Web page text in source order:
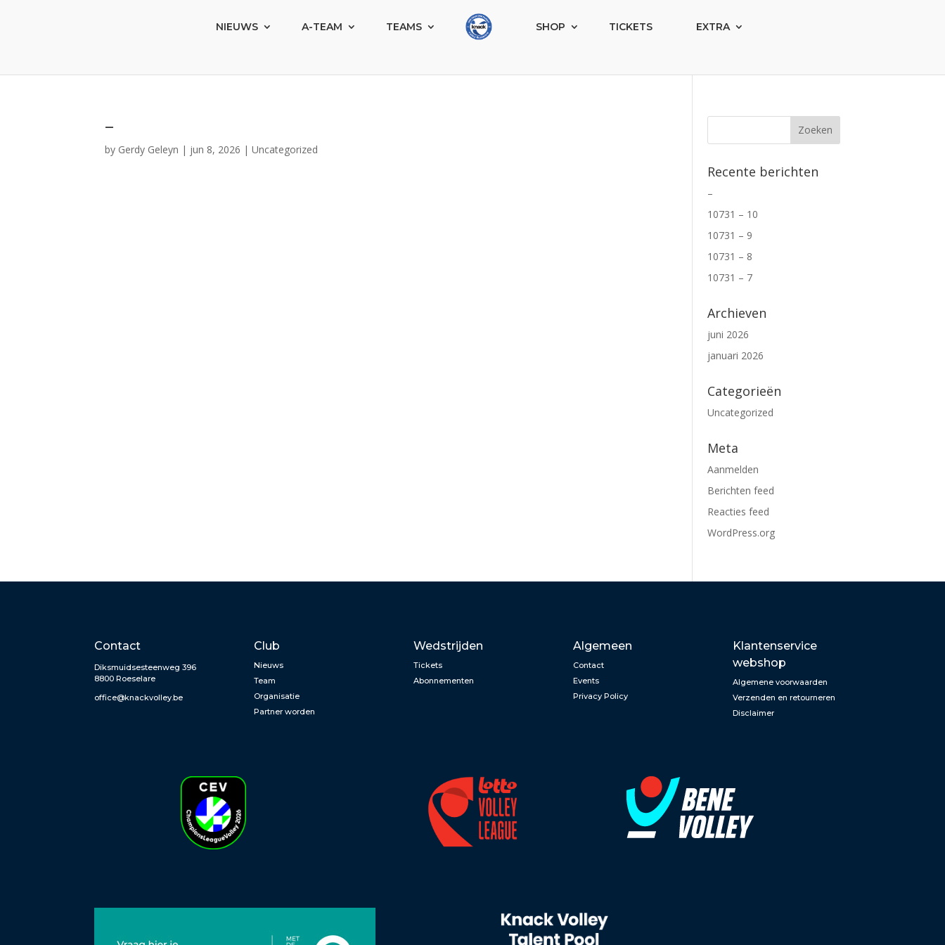
NIEUWS A-TEAM TEAMS SHOP TICKETS EXTRA
–
by Gerdy Geleyn | jun 8, 2026 |Uncategorized
Recente berichten
–
10731 – 10
10731 – 9
10731 – 8
10731 – 7
Archieven
juni 2026
januari 2026
Categorieën
Uncategorized
Meta
Aanmelden
Berichten feed
Reacties feed
WordPress.org
Contact
Diksmuidsesteenweg 396
8800 Roeselare
office@knackvolley.be
Club
Nieuws
Team
Organisatie
Partner worden
Wedstrijden
Tickets
Abonnementen
Algemeen
Contact
Events
Privacy Policy
Klantenservice
webshop
Algemene voorwaarden
Verzenden en retourneren
Disclaimer